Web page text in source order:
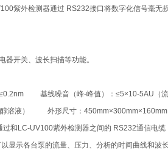
紫外检测器通过 RS232接口将数字化信号毫无
开关、波长扫描等功能。
基线噪音（峰-峰值）：≤5×10-5AU（流
溶液） 外形尺寸：450mm×300mm×160mm
LC-UV100紫外检测器之间的 RS232通信电缆
以显示各台泵的流量、压力、分析的时间曲线